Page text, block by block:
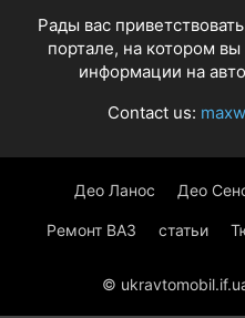
Рады вас
портале, на котором
информации на
Contact us:
Део Ланос Део
Ремонт ВАЗ статьи
©